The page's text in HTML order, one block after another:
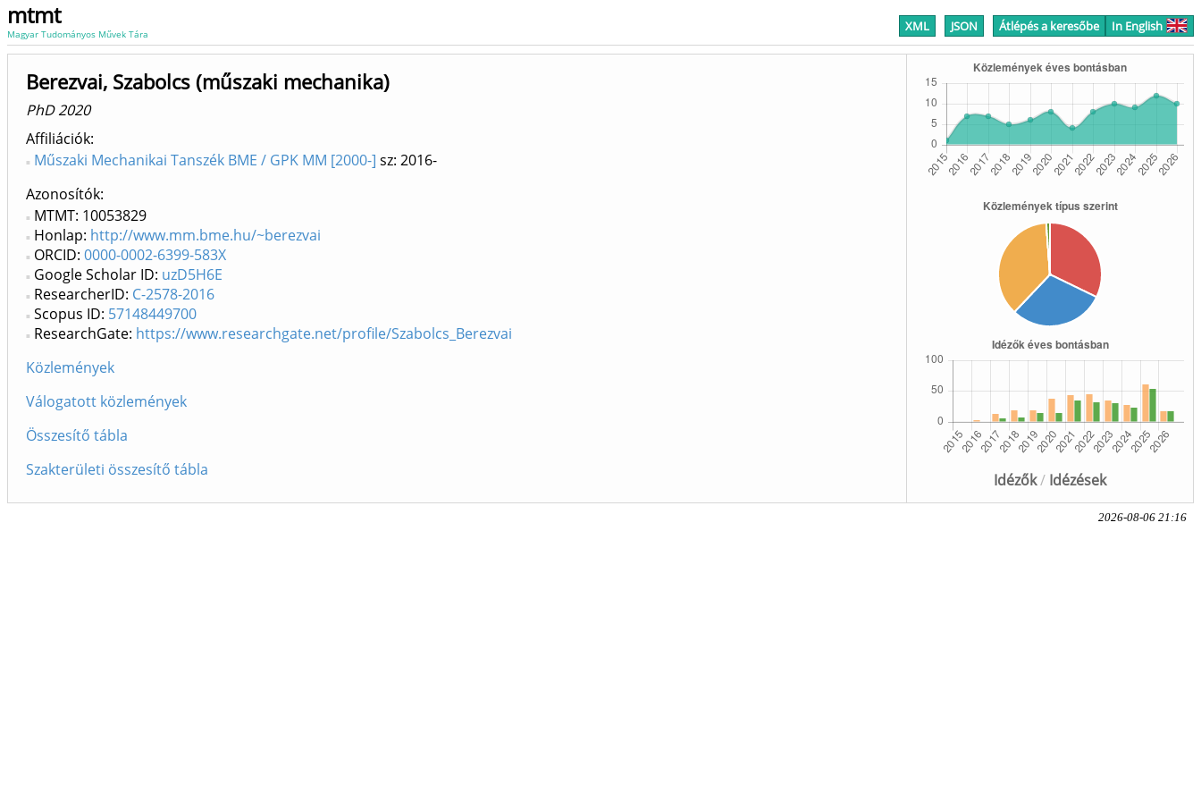
mtmt
Magyar Tudományos Művek Tára XML JSON Átlépés a keresőbe In English
Idézők/ Idézések
Berezvai, Szabolcs (műszaki mechanika)
PhD 2020
Affiliációk
Műszaki Mechanikai Tanszék BME / GPK MM [2000-] sz: 2016-
Azonosítók
MTMT: 10053829
Honlap: http://www.mm.bme.hu/~berezvai
ORCID: 0000-0002-6399-583X
Google Scholar ID: uzD5H6E
ResearcherID: C-2578-2016
Scopus ID: 57148449700
ResearchGate: https://www.researchgate.net/profile/Szabolcs_Berezvai
Közlemények
Válogatott közlemények
Összesítő tábla
Szakterületi összesítő tábla
2026-08-06 21:16